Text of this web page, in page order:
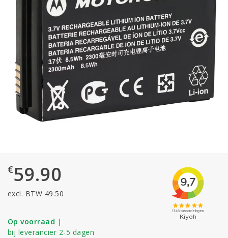
€59.90
excl. BTW 49.50
Op voorraad |
bij leverancier 2-5 dagen